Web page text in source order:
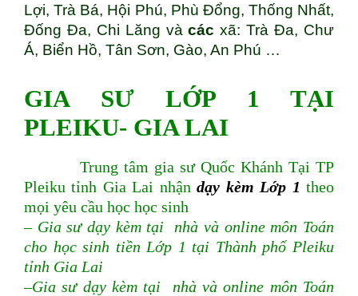
Lợi, Trà Bá, Hội Phú, Phù Đổng, Thống Nhất,
Đống Đa, Chi Lăng vàcác xã: Trà Đa, Chư
Á, Biển Hồ, Tân Sơn, Gào, An Phú …
GIA SƯ LỚP 1 TẠI
PLEIKU- GIA LAI
Trung tâm gia sư Quốc Khánh Tại TP
Pleiku tỉnh Gia Lai nhậndạy kèm Lớp 1 theo
mọi yêu cầu học học sinh
– Gia sư dạy kèm tại nhà và online môn Toán
cho học sinh tiền Lớp 1 tại Thành phố Pleiku
tỉnh Gia Lai
–Gia sư dạy kèm tại nhà và online môn Toán